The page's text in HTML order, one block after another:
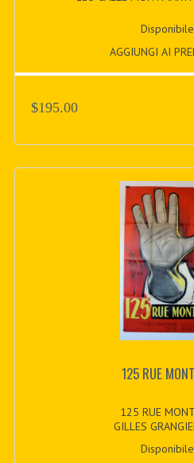
AGGIUNGI AI
$195.00
125 RUE
125 RUE
GILLES